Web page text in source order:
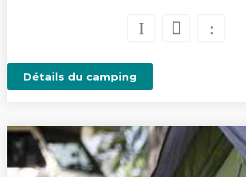
Détails du camping